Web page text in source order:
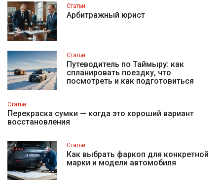
Статьи
Арбитражный юрист
Статьи
Путеводитель по Таймыру: как
спланировать поездку, что
посмотреть и как подготовиться
Статьи
Перекраска сумки — когда это хороший вариант
восстановления
Статьи
Как выбрать фаркоп для конкретной
марки и модели автомобиля